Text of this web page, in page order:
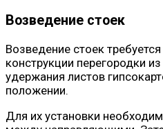
Возведение стоек
Возведение стоек
конструкции перегородки
удержания листов
положении.
Для их установки